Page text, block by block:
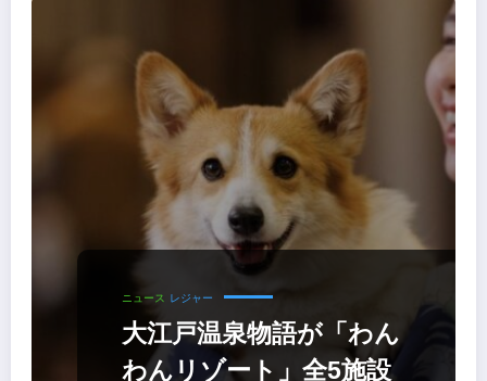
ニュース レジャー
大江戸温泉物語が「わん
わんリゾート」全5施設